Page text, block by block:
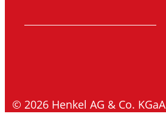
© 2026 Henkel AG & Co. KGaA